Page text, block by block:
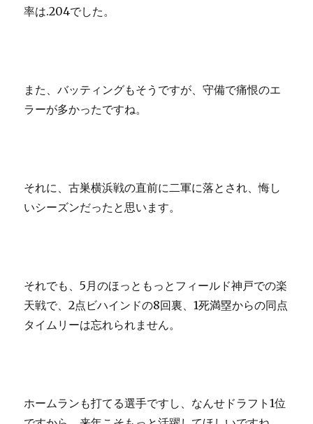
率は.204でした。
また、バッティングもそうですが、守備で痛恨のエ
ラーが多かったですね。
それに、古巣横浜戦の直前に二軍に落とされ、悔し
いシーズンだったと思います。
それでも、5月のほっともっとフィールド神戸での楽
天戦で、2点ビハインドの8回裏、1死満塁からの同点
タイムリーは忘れられません。
ホームランも打てる選手ですし、なんせドラフト1位